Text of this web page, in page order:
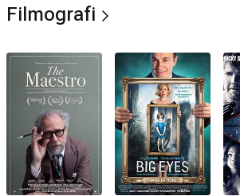
Filmografi